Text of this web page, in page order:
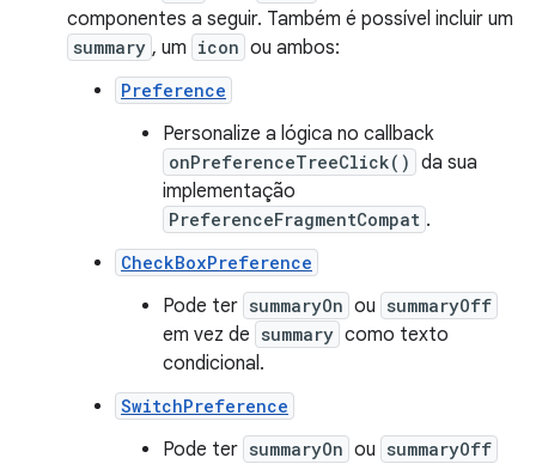
componentes a seguir. Também é possível incluir um
summary , um icon ou ambos:
Preference
Personalize a lógica no callback
onPreferenceTreeClick() da sua
implementação
PreferenceFragmentCompat .
CheckBoxPreference
Pode ter summaryOn ou summaryOff
em vez de summary como texto
condicional.
SwitchPreference
Pode ter summaryOn ou summaryOff